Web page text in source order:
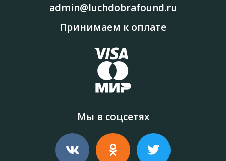
admin@luchdobrafound.ru
Принимаем к оплате
Мы в соцсетях